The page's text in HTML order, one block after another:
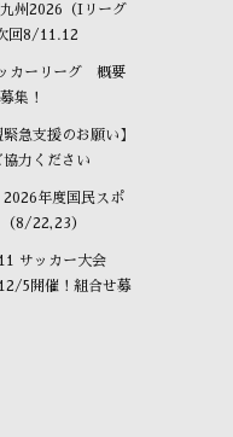
州2026（Iリーグ
回8/11.12
カーリーグ 概要
集！
急支援のお願い】
力ください
2026年度国民スポ
8/22,23）
サッカー大会
5開催！組合せ募